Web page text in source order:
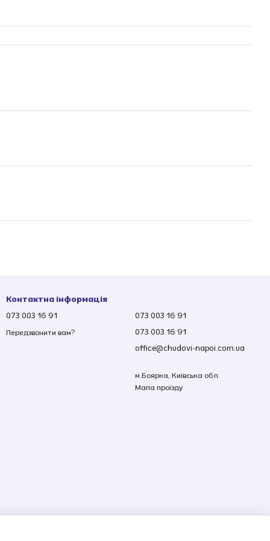
Контактна інформація
073 003 16 91
Передзвонити вам?
073 003 16 91
073 003 16 91
office@chudovi-napoi.com.ua
м.Боярка, Київська обл.
Мапа проїзду